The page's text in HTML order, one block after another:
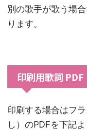
別の歌手が歌う場
ります。
印刷用歌詞 PDF
印刷する場合はフ
し）のPDFを下記